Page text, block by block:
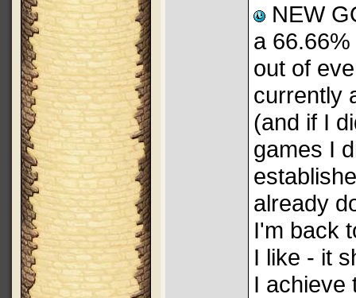
NEW
a
out of
currently
(and if I
games I
already
I'm back
I like - it
I achieve